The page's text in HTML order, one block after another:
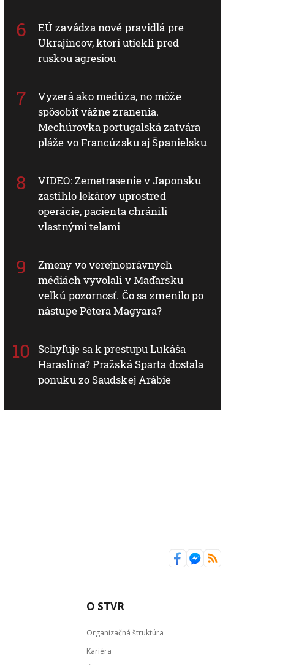
EÚ zavádza nové pravidlá pre
Ukrajincov, ktorí utiekli pred
ruskou agresiou
Vyzerá ako medúza, no môže
spôsobiť vážne zranenia.
Mechúrovka portugalská zatvára
pláže vo Francúzsku aj Španielsku
VIDEO: Zemetrasenie v Japonsku
zastihlo lekárov uprostred
operácie, pacienta chránili
vlastnými telami
Zmeny vo verejnoprávnych
médiách vyvolali v Maďarsku
veľkú pozornosť. Čo sa zmenilo po
nástupe Pétera Magyara?
Schyľuje sa k prestupu Lukáša
Haraslína? Pražská Sparta dostala
ponuku zo Saudskej Arábie
O STVR
Organizačná štruktúra
Kariéra